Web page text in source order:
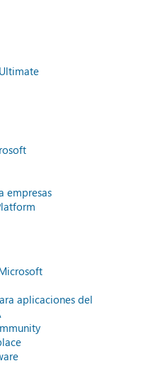
empresas
aplicaciones del